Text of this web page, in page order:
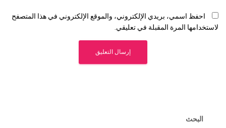
احفظ اسمي، بريدي الإلكتروني، والموقع الإلكتروني في هذا المتصفح
لاستخدامها المرة المقبلة في تعليقي.
البحث